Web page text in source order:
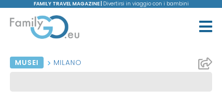
FAMILY TRAVEL MAGAZINE | Divertirsi in viaggio con i bambini
MUSEI MILANO